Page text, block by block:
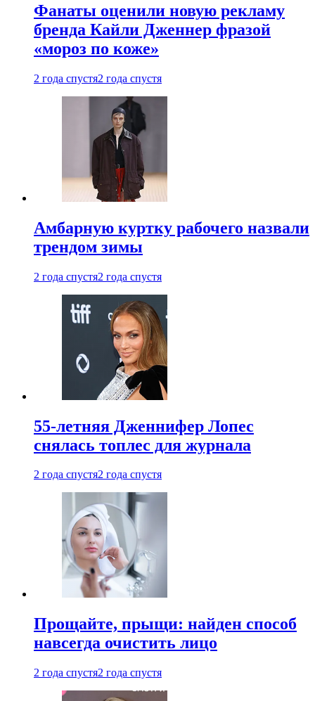
Фанаты оценили новую рекламу
бренда Кайли Дженнер фразой
«мороз по коже»
2 года спустя2 года спустя
Амбарную куртку рабочего назвали
трендом зимы
2 года спустя2 года спустя
55-летняя Дженнифер Лопес
снялась топлес для журнала
2 года спустя2 года спустя
Прощайте, прыщи: найден способ
навсегда очистить лицо
2 года спустя2 года спустя